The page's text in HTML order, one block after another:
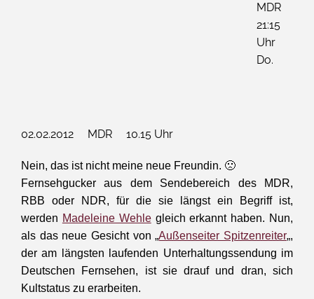
MDR
21:15
Uhr
Do.
02.02.2012 MDR 10.15 Uhr
Nein, das ist nicht meine neue Freundin. 🙁
Fernsehgucker aus dem Sendebereich des MDR,
RBB oder NDR, für die sie längst ein Begriff ist,
werden Madeleine Wehlegleich erkannt haben. Nun,
als das neue Gesicht von „Außenseiter Spitzenreiter„,
der am längsten laufenden Unterhaltungssendung im
Deutschen Fernsehen, ist sie drauf und dran, sich
Kultstatus zu erarbeiten.